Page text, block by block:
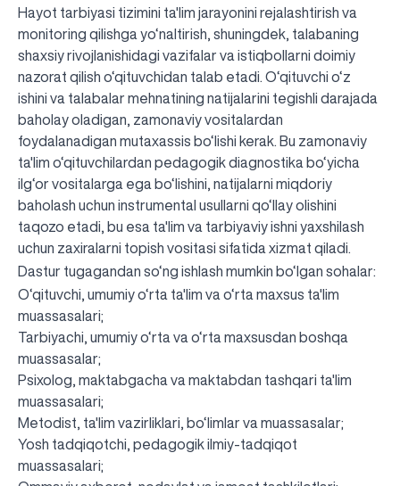
Hayot tarbiyasi tizimini ta'lim jarayonini rejalashtirish va
monitoring qilishga yo‘naltirish, shuningdek, talabaning
shaxsiy rivojlanishidagi vazifalar va istiqbollarni doimiy
nazorat qilish o‘qituvchidan talab etadi. O‘qituvchi o‘z
ishini va talabalar mehnatining natijalarini tegishli darajada
baholay oladigan, zamonaviy vositalardan
foydalanadigan mutaxassis bo‘lishi kerak. Bu zamonaviy
ta'lim o‘qituvchilardan pedagogik diagnostika bo‘yicha
ilg‘or vositalarga ega bo‘lishini, natijalarni miqdoriy
baholash uchun instrumental usullarni qo‘llay olishini
taqozo etadi, bu esa ta'lim va tarbiyaviy ishni yaxshilash
uchun zaxiralarni topish vositasi sifatida xizmat qiladi.
Dastur tugagandan so‘ng ishlash mumkin bo‘lgan sohalar:
O‘qituvchi, umumiy o‘rta ta'lim va o‘rta maxsus ta'lim
muassasalari;
Tarbiyachi, umumiy o‘rta va o‘rta maxsusdan boshqa
muassasalar;
Psixolog, maktabgacha va maktabdan tashqari ta'lim
muassasalari;
Metodist, ta'lim vazirliklari, bo‘limlar va muassasalar;
Yosh tadqiqotchi, pedagogik ilmiy-tadqiqot
muassasalari;